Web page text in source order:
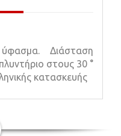
Διάσταση
στους 30 °
κατασκευής